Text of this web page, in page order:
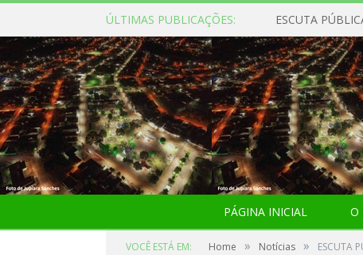
ÚLTIMAS PUBLICAÇÕES: ESCUTA
PÁGINA INICIAL O
VOCÊ ESTÁ EM: Home » Notícias » ESCUTA